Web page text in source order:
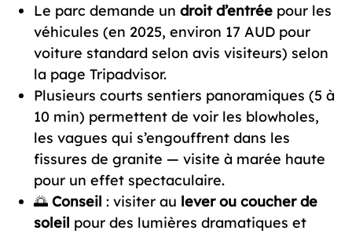
Le parc demande un droit d’entréepour les
véhicules (en 2025, environ 17 AUD pour
voiture standard selon avis visiteurs) selon
la page Tripadvisor.
Plusieurs courts sentiers panoramiques (5 à
10 min) permettent de voir les blowholes,
les vagues qui s’engouffrent dans les
fissures de granite — visite à marée haute
pour un effet spectaculaire.
🌅 Conseil : visiter au lever ou coucher de
soleil pour des lumières dramatiques et